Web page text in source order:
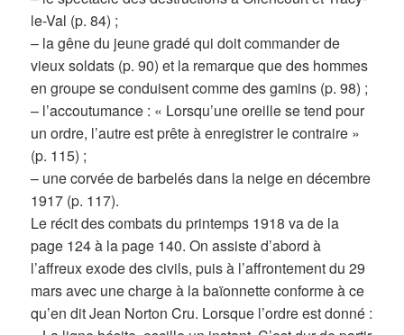
le-Val (p. 84) ;
– la gêne du jeune gradé qui doit commander de
vieux soldats (p. 90) et la remarque que des hommes
en groupe se conduisent comme des gamins (p. 98) ;
– l’accoutumance : « Lorsqu’une oreille se tend pour
un ordre, l’autre est prête à enregistrer le contraire »
(p. 115) ;
– une corvée de barbelés dans la neige en décembre
1917 (p. 117).
Le récit des combats du printemps 1918 va de la
page 124 à la page 140. On assiste d’abord à
l’affreux exode des civils, puis à l’affrontement du 29
mars avec une charge à la baïonnette conforme à ce
qu’en dit Jean Norton Cru. Lorsque l’ordre est donné :